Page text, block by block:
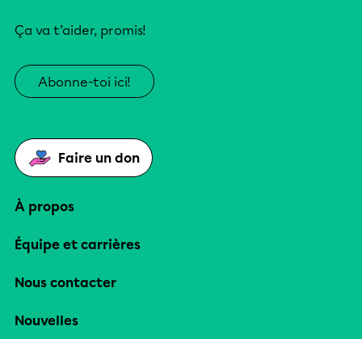
Ça va t’aider, promis!
Abonne-toi ici!
Faire un don
À propos
Équipe et carrières
Nous contacter
Nouvelles